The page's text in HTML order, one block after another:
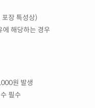
장 특성상)
에 해당하는 경우
원 발생
필수